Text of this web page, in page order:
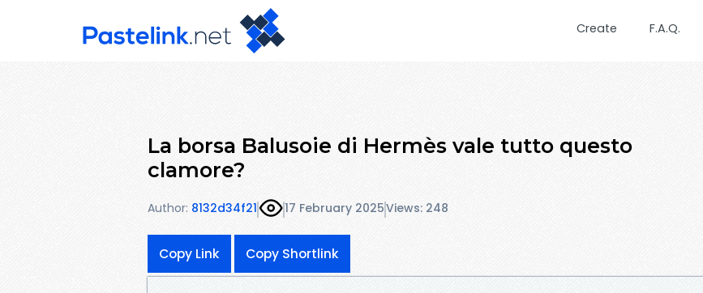
Create F.A.Q.
La borsa Balusoie di Hermès vale tutto questo
clamore?
Author: 8132d34f21 17 February 2025Views: 248
Copy Link Copy Shortlink